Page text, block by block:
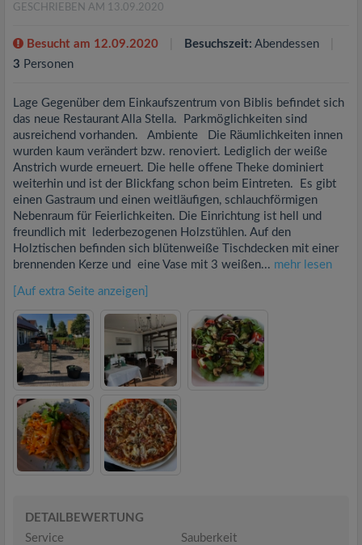
GESCHRIEBEN AM 13.09.2020
Besucht am 12.09.2020 Besuchszeit: Abendessen
3 Personen
Lage Gegenüber dem Einkaufszentrum von Biblis befindet sich
das neue Restaurant Alla Stella. Parkmöglichkeiten sind
ausreichend vorhanden. Ambiente Die Räumlichkeiten innen
wurden kaum verändert bzw. renoviert. Lediglich der weiße
Anstrich wurde erneuert. Die helle offene Theke dominiert
weiterhin und ist der Blickfang schon beim Eintreten. Es gibt
einen Gastraum und einen weitläufigen, schlauchförmigen
Nebenraum für Feierlichkeiten. Die Einrichtung ist hell und
freundlich mit lederbezogenen Holzstühlen. Auf den
Holztischen befinden sich blütenweiße Tischdecken mit einer
brennenden Kerze und eine Vase mit 3 weißen... mehr lesen
[Auf extra Seite anzeigen]
DETAILBEWERTUNG
Service
Sauberkeit